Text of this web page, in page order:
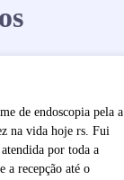
de endoscopia pela a
na vida hoje rs. Fui
por toda a
a recepção até o